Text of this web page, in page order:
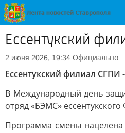
Ессентукский
2 июня 2026, 19:34 Официально
Ессентукский филиал
В Международный день
отряд «БЭМС»
Программа смены нацелена